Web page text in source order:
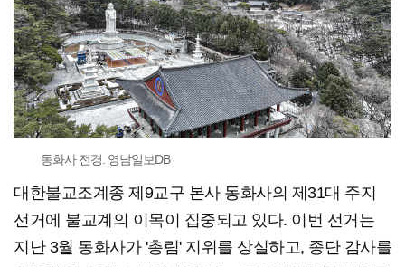
동화사 전경. 영남일보DB
대한불교조계종 제9교구 본사 동화사의 제31대 주지
선거에 불교계의 이목이 집중되고 있다. 이번 선거는
지난 3월 동화사가 '총림' 지위를 상실하고, 종단 감사를